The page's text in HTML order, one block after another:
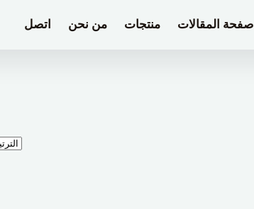
صفحة المقالات منتجات من نحن اتصل